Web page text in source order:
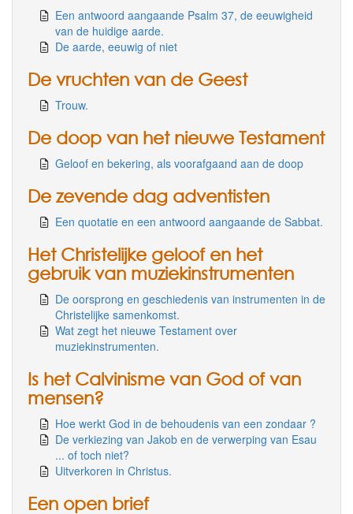
Een antwoord aangaande Psalm 37, de eeuwigheid
van de huidige aarde.
De aarde, eeuwig of niet
De vruchten van de Geest
Trouw.
De doop van het nieuwe Testament
Geloof en bekering, als voorafgaand aan de doop
De zevende dag adventisten
Een quotatie en een antwoord aangaande de Sabbat.
Het Christelijke geloof en het
gebruik van muziekinstrumenten
De oorsprong en geschiedenis van instrumenten in de
Christelijke samenkomst.
Wat zegt het nieuwe Testament over
muziekinstrumenten.
Is het Calvinisme van God of van
mensen?
Hoe werkt God in de behoudenis van een zondaar ?
De verkiezing van Jakob en de verwerping van Esau
... of toch niet?
Uitverkoren in Christus.
Een open brief